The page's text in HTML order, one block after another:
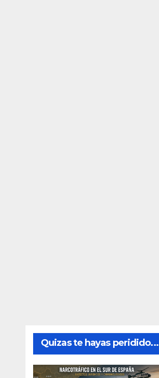
Quizas te hayas peridido...